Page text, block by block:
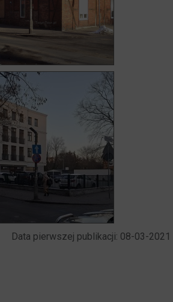
Data pierwszej publikacji: 08-03-2021